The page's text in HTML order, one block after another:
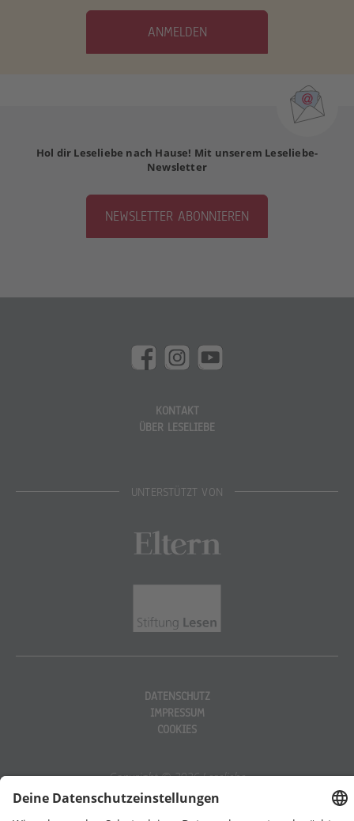
ANMELDEN
Hol dir Leseliebe nach Hause! Mit unserem Leseliebe-
Newsletter
NEWSLETTER ABONNIEREN
KONTAKT
ÜBER LESELIEBE
UNTERSTÜTZT VON
DATENSCHUTZ
IMPRESSUM
COOKIES
Copyright © 2026 Leseliebe